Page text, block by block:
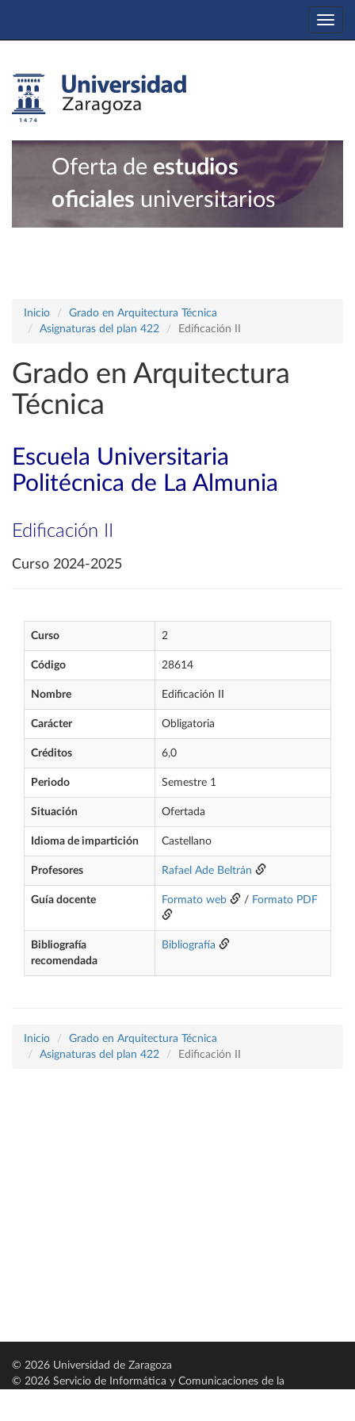
Oferta de estudios
oficiales universitarios
Inicio
Grado en Arquitectura Técnica
Asignaturas del plan 422
Edificación II
Grado en Arquitectura
Técnica
Escuela Universitaria
Politécnica de La Almunia
Edificación II
Curso 2024-2025
Curso 2
Código 28614
Nombre Edificación II
Carácter Obligatoria
Créditos 6,0
Periodo Semestre 1
Situación Ofertada
Idioma de impartición Castellano
Profesores Rafael Ade Beltrán
Guía docente Formato web / Formato PDF
Bibliografía
recomendada
Bibliografía
Inicio
Grado en Arquitectura Técnica
Asignaturas del plan 422
Edificación II
© 2026 Universidad de Zaragoza
© 2026 Servicio de Informática y Comunicaciones de la